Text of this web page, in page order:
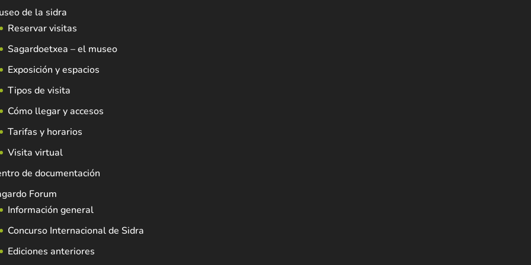
de la sidra
Reservar visitas
Sagardoetxea – el museo
Exposición y espacios
Tipos de visita
Cómo llegar y accesos
Tarifas y horarios
Visita virtual
de documentación
Forum
Información general
Concurso Internacional de Sidra
Ediciones anteriores